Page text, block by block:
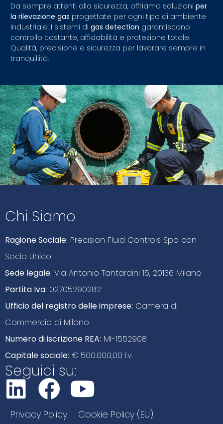
Da sempre attenti alla sicurezza, offriamo soluzioni per
la rilevazione gas progettate per ogni tipo di ambiente
industriale. I sistemi di gas detection garantiscono
controllo costante, affidabilità e protezione totale.
Qualità, precisione e sicurezza per lavorare sempre in
tranquillità.
Chi Siamo
Ragione Sociale: Precision Fluid Controls Spa con
Socio Unico
Sede legale: Via Antonio Tantardini 15, 20136 Milano
Partita Iva: 02705290282
Ufficio del registro delle imprese: Camera di
Commercio di Milano
Numero di iscrizione REA: MI-1552908
Capitale sociale: € 500.000,00 i.v.
Seguici su:
Privacy Policy Cookie Policy (EU)